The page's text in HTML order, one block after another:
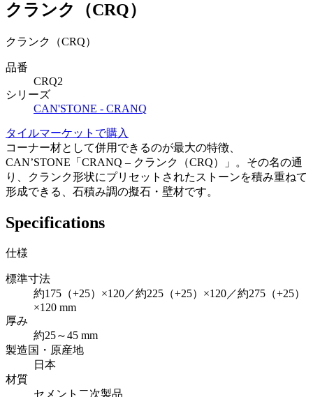
クランク（CRQ）
クランク（CRQ）
品番
CRQ2
シリーズ
CAN'STONE - CRANQ
タイルマーケットで購入
コーナー材として併用できるのが最大の特徴、
CAN’STONE「CRANQ – クランク（CRQ）」。その名の通
り、クランク形状にプリセットされたストーンを積み重ねて
形成できる、石積み調の擬石・壁材です。
Specifications
仕様
標準寸法
約175（+25）×120／約225（+25）×120／約275（+25）
×120 mm
厚み
約25～45 mm
製造国・原産地
日本
材質
セメント二次製品